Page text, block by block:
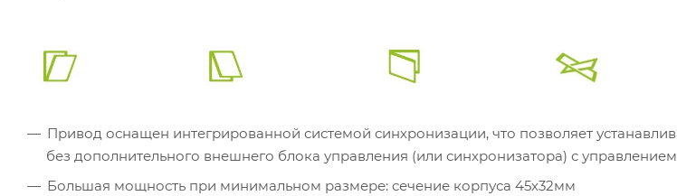
Привод оснащен интегрированной системой синхронизации, что позволяет
без дополнительного внешнего блока управления (или синхронизатора) с
Большая мощность при минимальном размере: сечение корпуса 45х32мм